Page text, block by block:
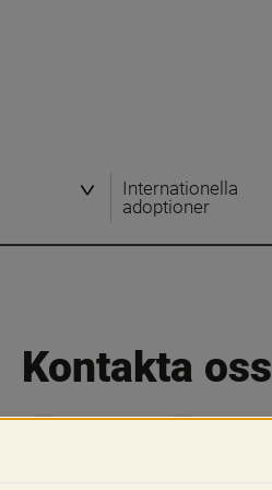
Internationella
adoptioner
Kontakta oss